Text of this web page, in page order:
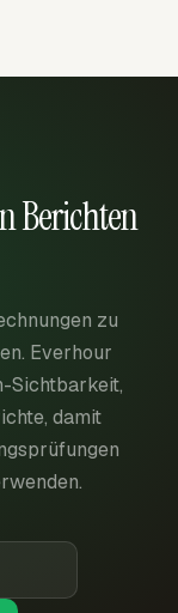
Berichten
zu
Everhour
Sichtbarkeit,
damit